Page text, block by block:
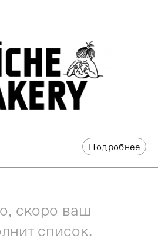
Подробнее
скоро ваш
список.